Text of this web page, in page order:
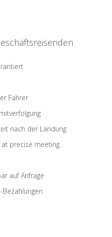
Fahrer
nach der Landung
precise meeting
auf Anfrage